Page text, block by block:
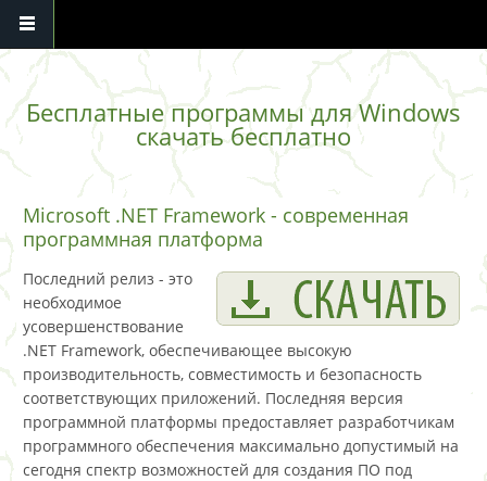
Перейти к основному содержанию
Бесплатные программы для Windows
скачать бесплатно
Microsoft .NET Framework - современная
программная платформа
Последний релиз - это
необходимое
усовершенствование
.NET Framework, обеспечивающее высокую
производительность, совместимость и безопасность
соответствующих приложений. Последняя версия
программной платформы предоставляет разработчикам
программного обеспечения максимально допустимый на
сегодня спектр возможностей для создания ПО под